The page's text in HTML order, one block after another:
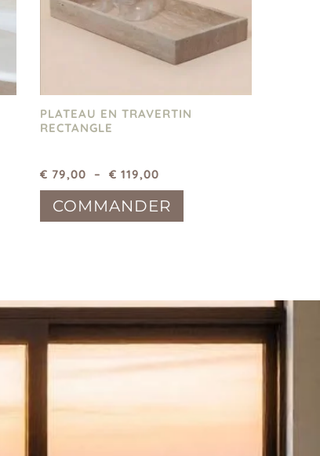
PLATEAU EN TRAVERTIN
RECTANGLE
€ 79,00 – € 119,00
COMMANDER